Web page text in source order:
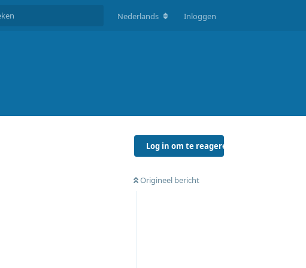
Nederlands Inloggen
Log in om te reageren
Origineel bericht